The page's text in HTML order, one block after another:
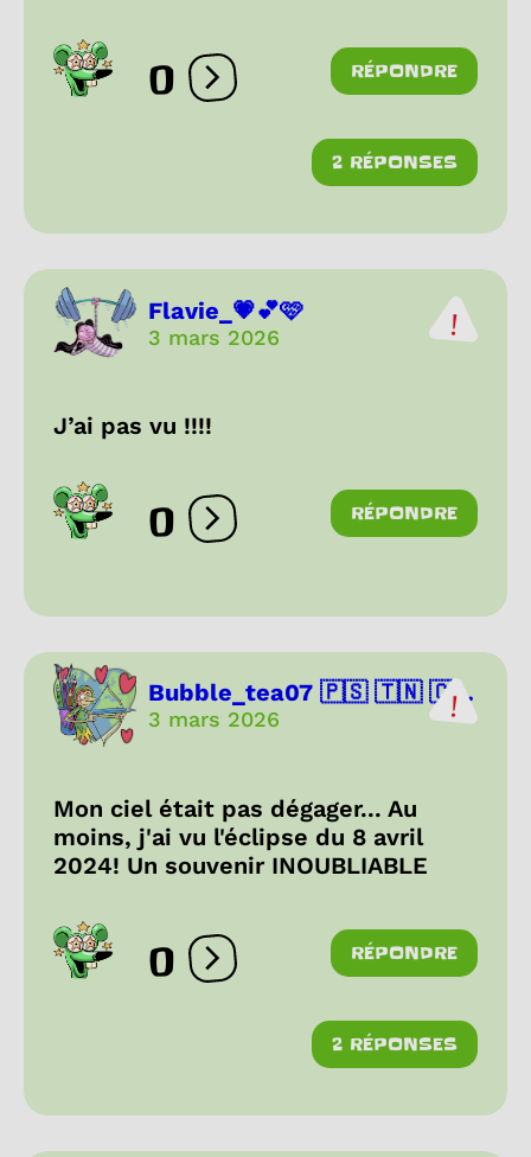
0 Ouvrir les réactions
RÉPONDRE
2 RÉPONSES
Flavie_💗💕🩷
3 mars 2026
J’ai pas vu !!!!
0 Ouvrir les réactions
RÉPONDRE
Bubble_tea07 🇵🇸 🇹🇳 🇨...
3 mars 2026
Mon ciel était pas dégager... Au
moins, j'ai vu l'éclipse du 8 avril
2024! Un souvenir INOUBLIABLE
0 Ouvrir les réactions
RÉPONDRE
2 RÉPONSES